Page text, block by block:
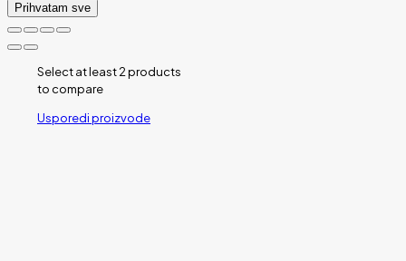
Prihvatam sve
Select at least 2 products
to compare
Usporedi proizvode